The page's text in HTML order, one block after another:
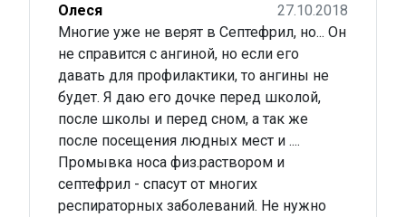
Олеся
27.10.2018
Многие уже не верят в Септефрил, но... Он
не справится с ангиной, но если его
давать для профилактики, то ангины не
будет. Я даю его дочке перед школой,
после школы и перед сном, а так же
после посещения людных мест и ....
Промывка носа физ.раствором и
септефрил - спасут от многих
респираторных заболеваний. Не нужно